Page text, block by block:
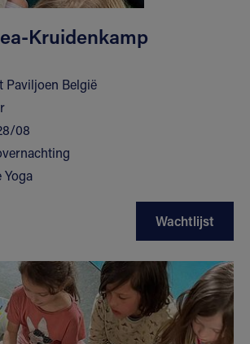
Kruidenkamp
Paviljoen België
08
Yoga
Wachtlijst